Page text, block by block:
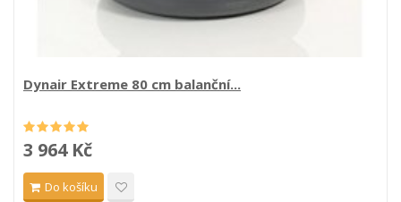
Dynair Extreme 80 cm balanční...
3 964 Kč
Do košíku